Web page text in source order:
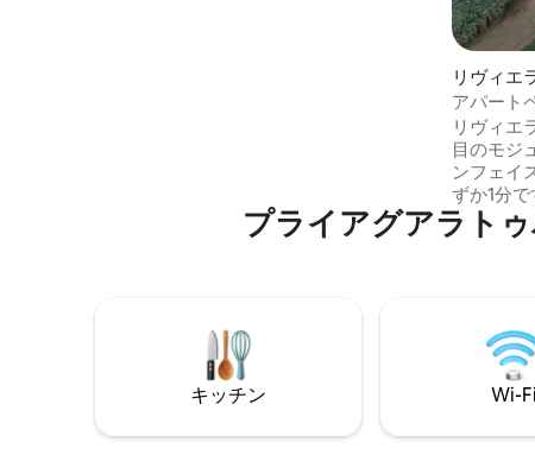
リヴィエ
レンソの
ト
アパート
リヴィエ
目のモジ
ンフェイ
ずか1分
専用のマ
さらに2
ー用のグ
器具のそ
ッソマシ
用エリ
ります。
サービス
プライアグアラト
キッチン Wi-Fi